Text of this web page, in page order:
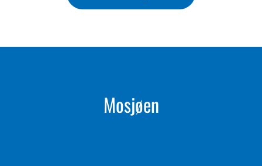
Mosjøen